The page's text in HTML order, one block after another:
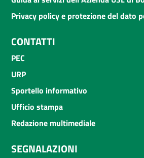
Privacy policy e protezione del dato
CONTATTI
PEC
URP
Sportello informativo
Ufficio stampa
Redazione multimediale
SEGNALAZIONI